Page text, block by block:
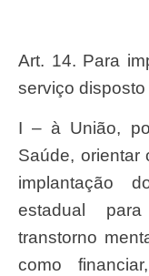
Art. 14. Para implantação e funcionamento do
serviço
I – à União, por intermédio do Ministério da
Saúde, orientar
implantação
estadual
transtorno
como